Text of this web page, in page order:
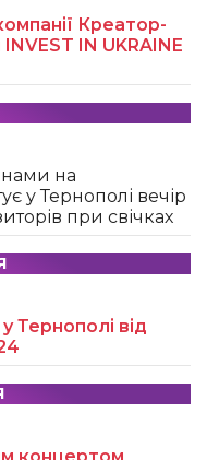
Креатор-
IN UKRAINE
на
у Тернополі вечір
при свічках
Тернополі від